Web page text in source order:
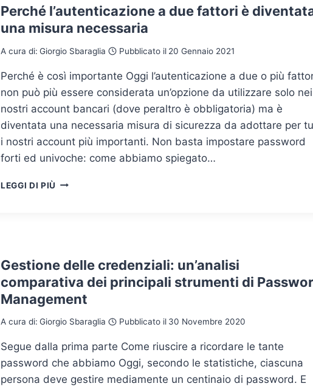
Perché l’autenticazione a due fattori è
una misura necessaria
A cura di: Giorgio Sbaraglia Pubblicato il 20 Gennaio 2021
Perché è così importante Oggi l’autenticazione a due o più
non può più essere considerata un’opzione da utilizzare solo nei
nostri account bancari (dove peraltro è obbligatoria) ma è
diventata una necessaria misura di sicurezza da adottare per
i nostri account più importanti. Non basta impostare password
forti ed univoche: come abbiamo spiegato…
LEGGI DI PIÙ PERCHÉ
DIVENTATA
UNA
MISURA
NECESSARIA
Gestione delle credenziali: un’analisi
comparativa dei principali strumenti di
Management
A cura di: Giorgio Sbaraglia Pubblicato il 30 Novembre 2020
Segue dalla prima parte Come riuscire a ricordare le tante
password che abbiamo Oggi, secondo le statistiche, ciascuna
persona deve gestire mediamente un centinaio di password. E